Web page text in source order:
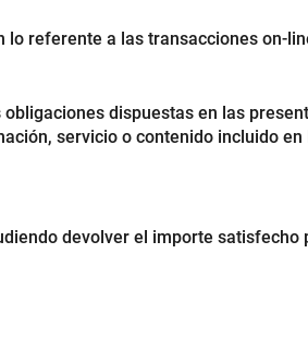
referente a las transacciones on-
dispuestas en las
servicio o contenido incluido en
devolver el importe